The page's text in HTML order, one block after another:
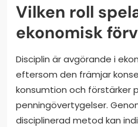
Vilken roll
ekonomisk
Disciplin är avgörande i
eftersom den främjar
konsumtion och förstärker
penningövertygelser.
disciplinerad metod kan